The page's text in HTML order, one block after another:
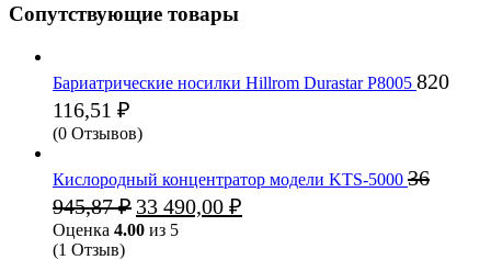
Сопутствующие товары
Бариатрические носилки Hillrom Durastar P8005 820
116,51 ₽
(0 Отзывов)
Кислородный концентратор модели KTS-5000 36
945,87₽ Первоначальная
цена
составляла
33 490,00 ₽
цена:
Оценка 4.00 из 5
(1 Отзыв)